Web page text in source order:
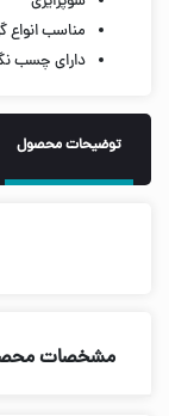
مناسب انواع
دارای چسب
توضیحات محصول
مشخصات